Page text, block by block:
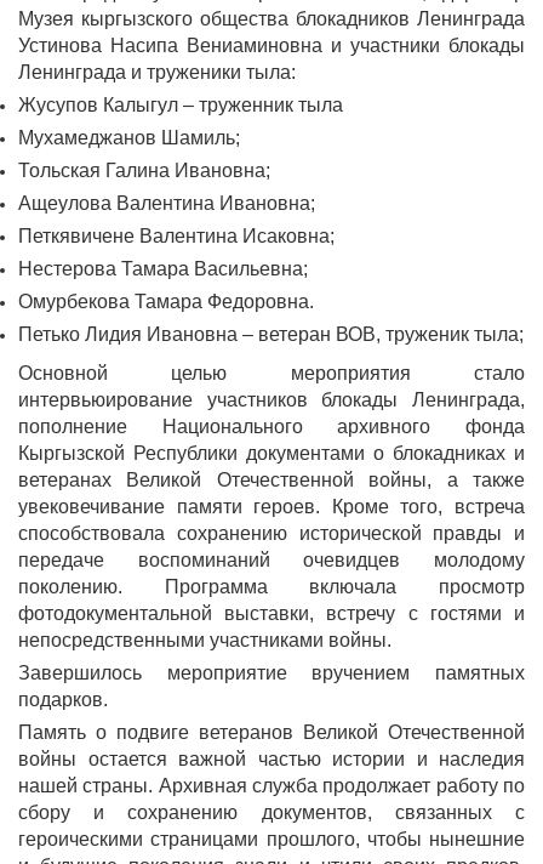
Музея кыргызского общества блокадников Ленинграда
Устинова Насипа Вениаминовна и участники блокады
Ленинграда и труженики тыла:
Жусупов Калыгул – труженник тыла
Мухамеджанов Шамиль;
Тольская Галина Ивановна;
Ащеулова Валентина Ивановна;
Петкявичене Валентина Исаковна;
Нестерова Тамара Васильевна;
Омурбекова Тамара Федоровна.
Петько Лидия Ивановна – ветеран ВОВ, труженик тыла;
Основной целью мероприятия стало
интервьюирование участников блокады Ленинграда,
пополнение Национального архивного фонда
Кыргызской Республики документами о блокадниках и
ветеранах Великой Отечественной войны, а также
увековечивание памяти героев. Кроме того, встреча
способствовала сохранению исторической правды и
передаче воспоминаний очевидцев молодому
поколению. Программа включала просмотр
фотодокументальной выставки, встречу с гостями и
непосредственными участниками войны.
Завершилось мероприятие вручением памятных
подарков.
Память о подвиге ветеранов Великой Отечественной
войны остается важной частью истории и наследия
нашей страны. Архивная служба продолжает работу по
сбору и сохранению документов, связанных с
героическими страницами прошлого, чтобы нынешние